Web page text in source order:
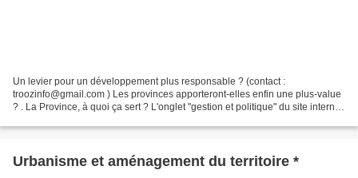
Un levier pour un développement plus responsable ? (contact :
troozinfo@gmail.com ) Les provinces apporteront-elles enfin une plus-value
? . La Province, à quoi ça sert ? L'onglet "gestion et politique" du site internet
Urbanisme et aménagement du territoire *